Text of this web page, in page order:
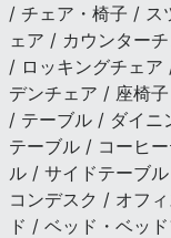
/ チェア・椅子 / ス
ェア / カウンター
/ ロッキングチェ
デンチェア / 座椅
/ テーブル / ダイニ
テーブル / コーヒ
ル / サイドテーブ
コンデスク / オフ
ド / ベッド・ベッ